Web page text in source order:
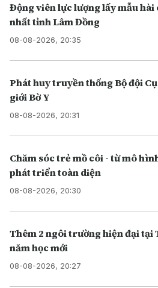
Động viên lực lượng lấy mẫu
nhất tỉnh Lâm Đồng
08-08-2026, 20:35
Phát huy truyền thống Bộ đội
giới Bờ Y
08-08-2026, 20:31
Chăm sóc trẻ mồ côi - từ mô
phát triển toàn diện
08-08-2026, 20:30
Thêm 2 ngôi trường hiện đại tại
năm học mới
08-08-2026, 20:27